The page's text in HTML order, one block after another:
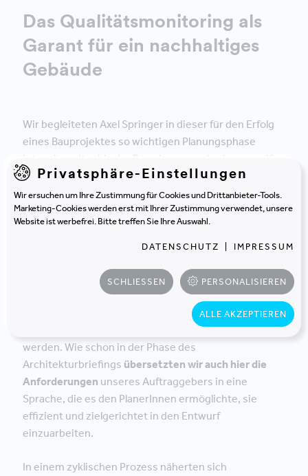
Das Qualitätsmonitoring als
Garant für ein nachhaltiges
Gebäude
Wir begleiteten Axel Springer in dieser für den Erfolg
eines Bauprojektes so wichtigen Planungsphase
intensiv weiter bis der Bau einen genehmigungsreifen
Planungsstand bekam. Bei einem derart visionären
Entwurfskonzept war dies ein langer Weg. Wir
entwickelten die Entwurfsidee des Wettbewerbes in
ein fertiges Planungsprodukt weiter. Dabei ist nicht
nur der Blick auf die Realisierungsphase des Neubaus
Die Ideen des Axel Springer Konzerns reiften mit
jedem Planungstag und somit die Anforderungen an
das Objekt. Diese mussten stetig fortgeschrieben
werden. Wie schon in der Phase des
Architekturbriefings übersetzten wir auch hier die
Anforderungen unseres Auftraggebers in eine
Sprache, die es den PlanerInnen ermöglichte, sie
effizient und zielgerichtet in den Entwurf
einzuarbeiten.
In einem zyklischen Prozess näherten sich
Privatsphäre-Einstellungen
Wir ersuchen um Ihre Zustimmung für Cookies und Drittanbieter-Tools.
Marketing-Cookies werden erst mit Ihrer Zustimmung verwendet, unsere
Website ist werbefrei. Bitte treffen Sie Ihre Auswahl.
DATENSCHUTZ IMPRESSUM
SCHLIESSEN PERSONALISIEREN
ALLE AKZEPTIEREN